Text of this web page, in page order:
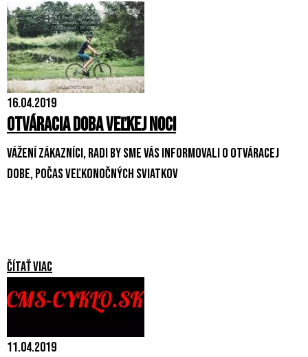
16.04.2019
Otváracia doba Veľkej noci
Vážení zákazníci, radi by sme Vás informovali o otváracej
dobe, počas veľkonočných sviatkov
Čítať viac
11.04.2019